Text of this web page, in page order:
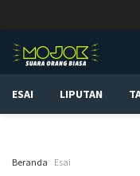
ESAI LIPUTAN
Beranda Esai